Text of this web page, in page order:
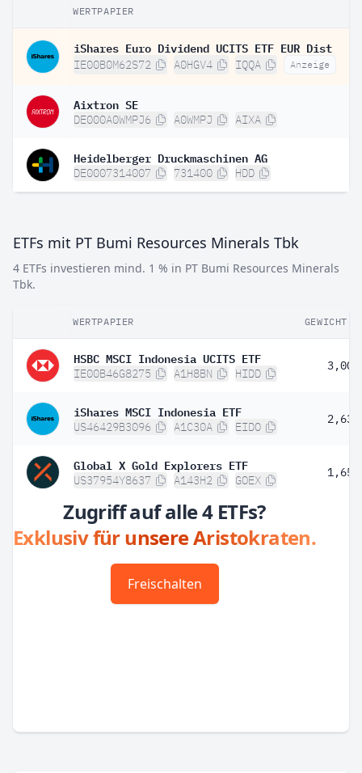
WERTPAPIER
iShares Euro Dividend UCITS ETF EUR Dist
IE00B0M62S72 A0HGV4 IQQA Anzeige
Aixtron SE
DE000A0WMPJ6 A0WMPJ AIXA
Heidelberger Druckmaschinen AG
DE0007314007 731400 HDD
ETFs mit PT Bumi Resources Minerals Tbk
4 ETFs investieren mind. 1 % in PT Bumi Resources Minerals
Tbk.
WERTPAPIER GEWICHT
HSBC MSCI Indonesia UCITS ETF
IE00B46G8275 A1H8BN HIDD
3,00
iShares MSCI Indonesia ETF
US46429B3096 A1C30A EIDO
2,63
Global X Gold Explorers ETF
US37954Y8637 A143H2 GOEX
1,65
Zugriff auf alle 4 ETFs?
Exklusiv für unsere Aristokraten.
Freischalten